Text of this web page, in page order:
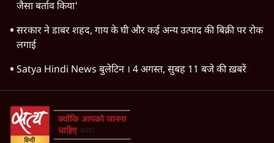
जैसा बर्ताव किया'
सरकार ने डाबर शहद, गाय के घी और कई अन्य उत्पाद की बिक्री पर रोक
लगाई
Satya Hindi News बुलेटिन । 4 अगस्त, सुबह 11 बजे की ख़बरें